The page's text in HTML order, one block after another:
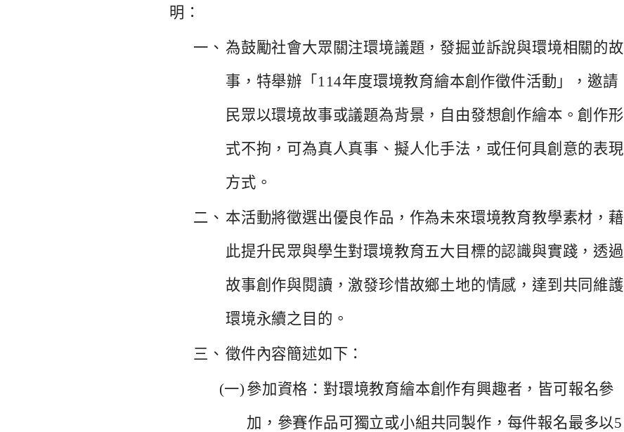
明：
一、 為鼓勵社會大眾關注環境議題，發掘並訴說與環境相關的故
事， 特舉辦「114年度環境教育繪本創作徵件活動」，邀請
民眾以環境故事或議題為背景，自由發想創作繪本。 創作形
式不拘，可為真人真事、擬人化手法， 或任何具創意的表現
方式。
二、 本活動將徵選出優良作品，作為未來環境教育教學素材， 藉
此提升民眾與學生對環境教育五大目標的認識與實踐， 透過
故事創作與閱讀，激發珍惜故鄉土地的情感， 達到共同維護
環境永續之目的。
三、 徵件內容簡述如下：
(一) 參加資格：對環境教育繪本創作有興趣者，皆可報名參
加， 參賽作品可獨立或小組共同製作，每件報名最多以5